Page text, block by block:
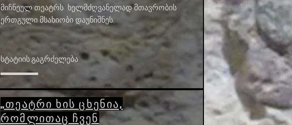
მიჩნეულ თეატრს ხელმძღვანელად მთავრობის
ერთგული მსახიობი დაუნიშნეს.
სტატიის გაგრძელება
„თეატრი ხის ცხენია,
რომლითაც ჩვენ